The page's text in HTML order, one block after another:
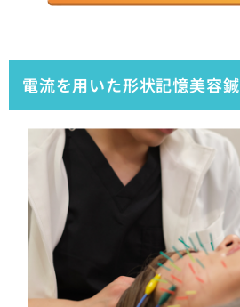
電流を用いた形状記憶美容鍼